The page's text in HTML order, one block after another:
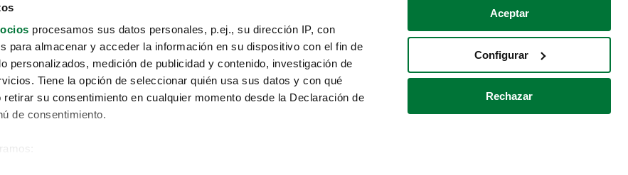
procesamos sus datos personales, p.ej., su dirección IP, con
para almacenar y acceder la información en su dispositivo con el fin de
personalizados, medición de publicidad y contenido, investigación de
Tiene la opción de seleccionar quién usa sus datos y con qué
su consentimiento en cualquier momento desde la Declaración de
de consentimiento.
Aceptar
Configurar
Rechazar